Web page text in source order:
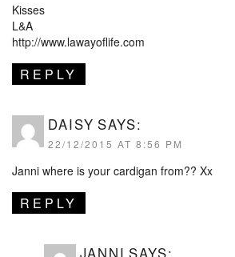
Kisses
L&A
http://www.lawayoflife.com
REPLY
DAISY SAYS:
22/12/2015 AT 8:56 PM
Janni where is your cardigan from?? Xx
REPLY
JANNI SAYS: